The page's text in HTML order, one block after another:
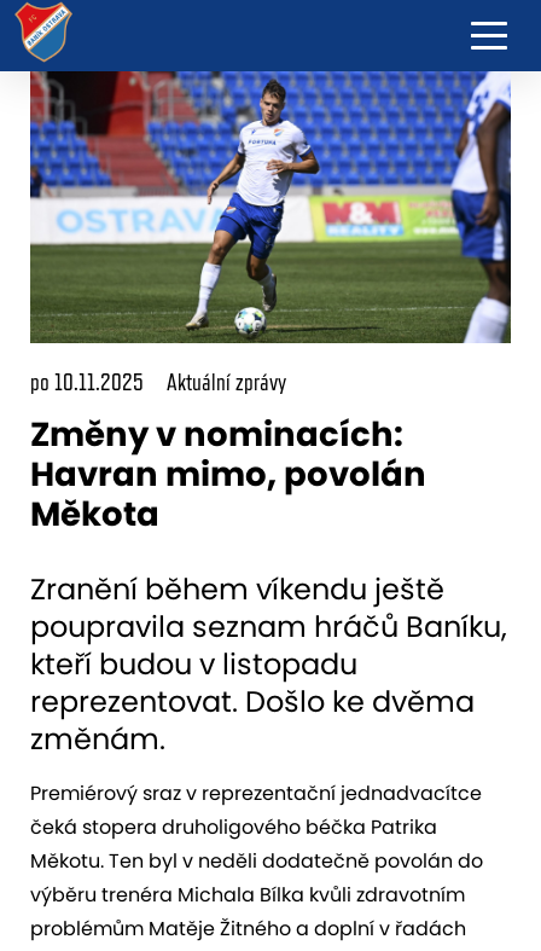
po 10.11.2025 Aktuální zprávy
Změny v nominacích:
Havran mimo, povolán
Měkota
Zranění během víkendu ještě
poupravila seznam hráčů Baníku,
kteří budou v listopadu
reprezentovat. Došlo ke dvěma
změnám.
Premiérový sraz v reprezentační jednadvacítce
čeká stopera druholigového béčka Patrika
Měkotu. Ten byl v neděli dodatečně povolán do
výběru trenéra Michala Bílka kvůli zdravotním
problémům Matěje Žitného a doplní v řadách